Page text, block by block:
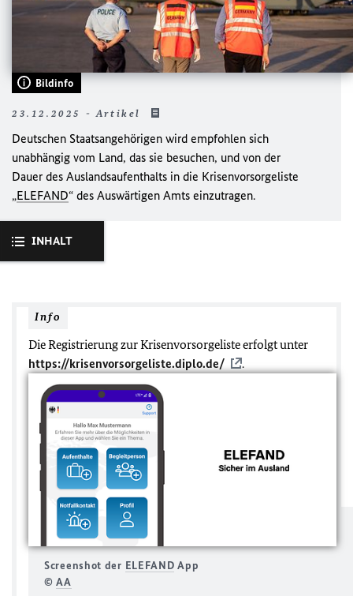
Bildinfo
23.12.2025 - Artikel
Deutschen Staatsangehörigen wird empfohlen sich
unabhängig vom Land, das sie besuchen, und von der
Dauer des Auslandsaufenthalts in die Krisenvorsorgeliste
„ELEFAND“ des Auswärtigen Amts einzutragen.
INHALT
Info
Die Registrierung zur Krisenvorsorgeliste erfolgt unter
https://krisenvorsorgeliste.diplo.de/
.
Screenshot der ELEFAND App
©AA